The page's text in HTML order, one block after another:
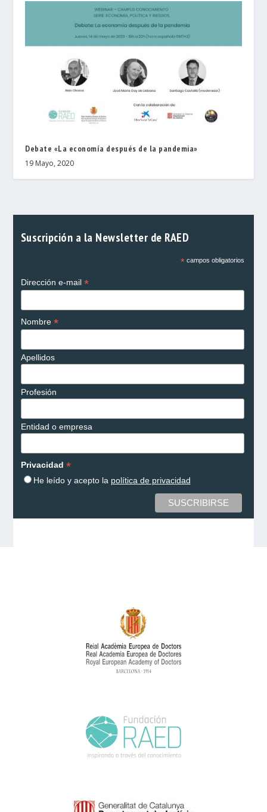
Debate «La economía después de la pandemia»
19 Mayo, 2020
Suscripción a la Newsletter de RAED
*campos obligatorios
Dirección e-mail *
Nombre *
Apellidos
Profesión
Entidad o empresa
Privacidad *
He leído y acepto la política de privacidad